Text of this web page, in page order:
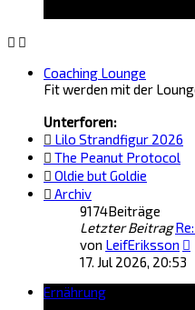
Coaching Lounge
Fit werden mit der
Unterforen:
Lilo Strandfigur 2026
The Peanut Protocol
Oldie but Goldie
Archiv
9174Beiträge
Letzter Beitrag
von LeifEriksson
17. Jul 2026, 20:53
Ernährung